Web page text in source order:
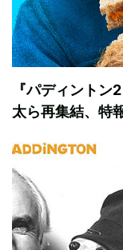
『パディント
太ら再集結、特